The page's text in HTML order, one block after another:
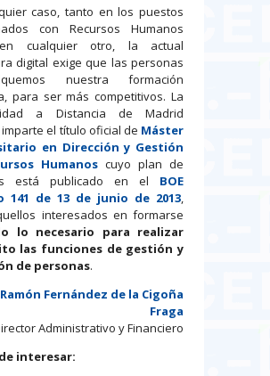
caso, tanto en los puestos
con Recursos Humanos
cualquier otro, la actual
digital exige que las personas
nuestra formación
para ser más competitivos. La
a Distancia de Madrid
imparte el título oficial de Máster
en Dirección y Gestión
Humanos cuyo plan de
está publicado en el BOE
141 de 13 de junio de 2013,
interesados en formarse
lo necesario para realizar
las funciones de gestión y
de personas.
Ramón Fernández de la Cigoña
Fraga
Administrativo y Financiero
interesar: